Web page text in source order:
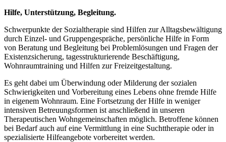
Hilfe, Unterstützung, Begleitung.
Schwerpunkte der Sozialtherapie sind Hilfen zur Alltagsbewältigung
durch Einzel- und Gruppengespräche, persönliche Hilfe in Form
von Beratung und Begleitung bei Problemlösungen und Fragen der
Existenzsicherung, tagesstrukturierende Beschäftigung,
Wohnraumtraining und Hilfen zur Freizeitgestaltung.
Es geht dabei um Überwindung oder Milderung der sozialen
Schwierigkeiten und Vorbereitung eines Lebens ohne fremde Hilfe
in eigenem Wohnraum. Eine Fortsetzung der Hilfe in weniger
intensiven Betreuungsformen ist anschließend in unseren
Therapeutischen Wohngemeinschaften möglich. Betroffene können
bei Bedarf auch auf eine Vermittlung in eine Suchttherapie oder in
spezialisierte Hilfeangebote vorbereitet werden.